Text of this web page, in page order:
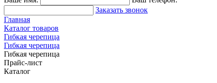
Заказать звонок
Главная
Каталог товаров
Гибкая черепица
Гибкая черепица
Гибкая черепица
Прайс-лист
Каталог